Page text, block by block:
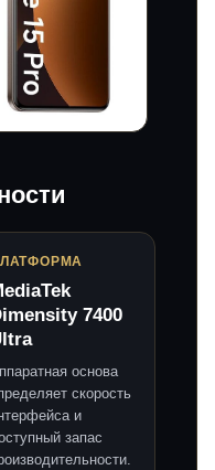
7400
основа
скорость
и
запас